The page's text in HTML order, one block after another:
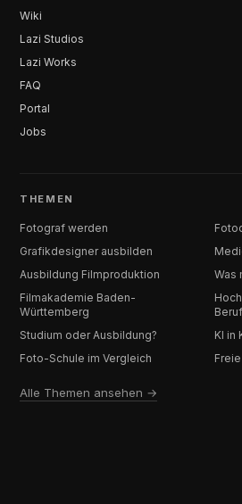
Wiki
Lazi Studios
Lazi Works
FAQ
Portal
Jobs
THEMEN
Fotograf werden
Grafikdesigner ausbilden
Ausbildung Filmproduktion
Was
Filmakademie Baden-
Württemberg
Studium oder Ausbildung?
KI in
Foto-Schule im Vergleich
Alle Themen ansehen →